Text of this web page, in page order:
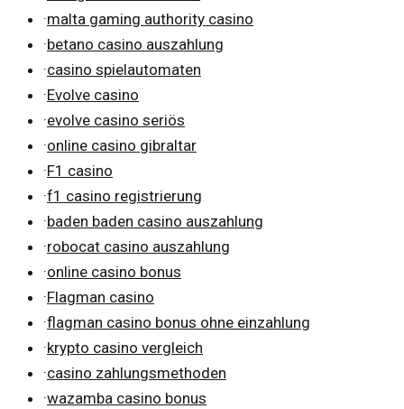
·malta gaming authority casino
·betano casino auszahlung
·casino spielautomaten
·Evolve casino
·evolve casino seriös
·online casino gibraltar
·F1 casino
·f1 casino registrierung
·baden baden casino auszahlung
·robocat casino auszahlung
·online casino bonus
·Flagman casino
·flagman casino bonus ohne einzahlung
·krypto casino vergleich
·casino zahlungsmethoden
·wazamba casino bonus